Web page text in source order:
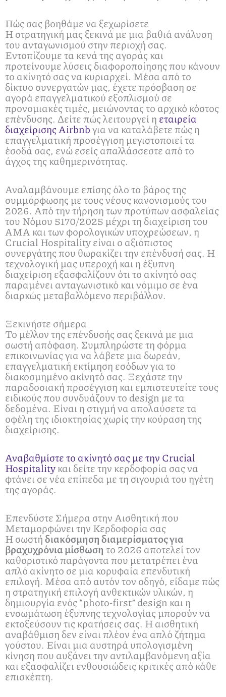
Πώς σας βοηθάμε να ξεχωρίσετε
Η στρατηγική μας ξεκινά με μια βαθιά ανάλυση
του ανταγωνισμού στην περιοχή σας.
Εντοπίζουμε τα κενά της αγοράς και
προτείνουμε λύσεις διαφοροποίησης που κάνουν
το ακίνητό σας να κυριαρχεί. Μέσα από το
δίκτυο συνεργατών μας, έχετε πρόσβαση σε
αγορά επαγγελματικού εξοπλισμού σε
προνομιακές τιμές, μειώνοντας το αρχικό κόστος
επένδυσης. Δείτε πώς λειτουργεί η εταιρεία
διαχείρισης Airbnbγια να καταλάβετε πώς η
επαγγελματική προσέγγιση μεγιστοποιεί τα
έσοδά σας, ενώ εσείς απαλλάσσεστε από το
άγχος της καθημερινότητας.
Αναλαμβάνουμε επίσης όλο το βάρος της
συμμόρφωσης με τους νέους κανονισμούς του
2026. Από την τήρηση των προτύπων ασφαλείας
του Νόμου 5170/2025 μέχρι τη διαχείριση του
AMA και των φορολογικών υποχρεώσεων, η
Crucial Hospitality είναι ο αξιόπιστος
συνεργάτης που θωρακίζει την επένδυσή σας. Η
τεχνολογική μας υπεροχή και η έξυπνη
διαχείριση εξασφαλίζουν ότι το ακίνητό σας
παραμένει ανταγωνιστικό και νόμιμο σε ένα
διαρκώς μεταβαλλόμενο περιβάλλον.
Ξεκινήστε σήμερα
Το μέλλον της επένδυσής σας ξεκινά με μια
σωστή απόφαση. Συμπληρώστε τη φόρμα
επικοινωνίας για να λάβετε μια δωρεάν,
επαγγελματική εκτίμηση εσόδων για το
διακοσμημένο ακίνητό σας. Ξεχάστε την
παραδοσιακή προσέγγιση και εμπιστευτείτε τους
ειδικούς που συνδυάζουν το design με τα
δεδομένα. Είναι η στιγμή να απολαύσετε τα
οφέλη της ιδιοκτησίας χωρίς την κούραση της
διαχείρισης.
Αναβαθμίστε το ακίνητό σας με την Crucial
Hospitalityκαι δείτε την κερδοφορία σας να
φτάνει σε νέα επίπεδα με τη σιγουριά του ηγέτη
της αγοράς.
Επενδύστε Σήμερα στην Αισθητική που
Μεταμορφώνει την Κερδοφορία σας
Η σωστήδιακόσμηση διαμερίσματος για
βραχυχρόνια μίσθωση το 2026 αποτελεί τον
καθοριστικό παράγοντα που μετατρέπει ένα
απλό ακίνητο σε μια κορυφαία επενδυτική
επιλογή. Μέσα από αυτόν τον οδηγό, είδαμε πώς
η στρατηγική επιλογή ανθεκτικών υλικών, η
δημιουργία ενός “photo-first” design και η
ενσωμάτωση έξυπνης τεχνολογίας μπορούν να
εκτοξεύσουν τις κρατήσεις σας. Η αισθητική
αναβάθμιση δεν είναι πλέον ένα απλό ζήτημα
γούστου. Είναι μια αυστηρά υπολογισμένη
κίνηση που αυξάνει την αντιλαμβανόμενη αξία
και εξασφαλίζει ενθουσιώδεις κριτικές από κάθε
επισκέπτη.